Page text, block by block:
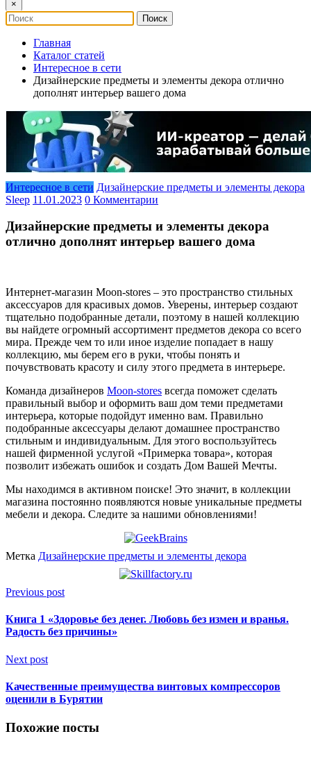
×
Главная
Каталог статей
Интересное в сети
Дизайнерские предметы и элементы декора отлично
дополнят интерьер вашего дома
Интересное в сети Дизайнерские предметы и элементы декора
Sleep 11.01.2023 0 Комментарии
Дизайнерские предметы и элементы декора
отлично дополнят интерьер вашего дома
Интернет-магазин Moon-stores – это пространство стильных
аксессуаров для красивых домов. Уверены, интерьер создают
тщательно подобранные детали, поэтому в нашей коллекцию
вы найдете огромный ассортимент предметов декора со всего
мира. Прежде чем то или иное изделие попадает в нашу
коллекцию, мы берем его в руки, чтобы понять и
почувствовать красоту и силу этого предмета в интерьере.
Команда дизайнеров Moon-stores всегда поможет сделать
правильный выбор и оформить ваш дом теми предметами
интерьера, которые подойдут именно вам. Правильно
подобранные аксессуары делают домашнее пространство
стильным и индивидуальным. Для этого воспользуйтесь
нашей фирменной услугой «Примерка товара», которая
позволит избежать ошибок и создать Дом Вашей Мечты.
Мы находимся в активном поиске! Это значит, в коллекции
магазина постоянно появляются новые уникальные предметы
мебели и декора. Следите за нашими обновлениями!
Метка Дизайнерские предметы и элементы декора
Previous post
Книга 1 «Здоровье без денег. Любовь без измен и вранья.
Радость без причины»
Next post
Качественные преимущества винтовых компрессоров
оценили в Бурятии
Похожие посты